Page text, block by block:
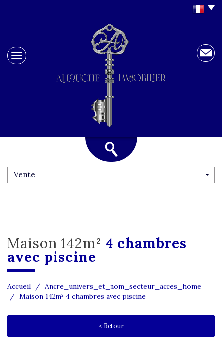
Vente
maison 142m² 4 chambres
avec piscine
Accueil
Ancre_univers_et_nom_secteur_acces_home
Maison 142m² 4 chambres avec piscine
< Retour